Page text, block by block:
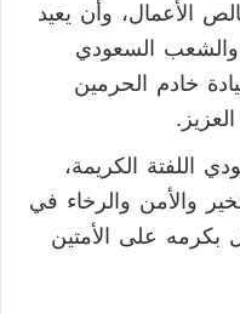
الأعمال، وأن يعيد
والشعب السعودي
خادم الحرمين
اللفتة الكريمة،
والأمن والرخاء في
على الأمتين